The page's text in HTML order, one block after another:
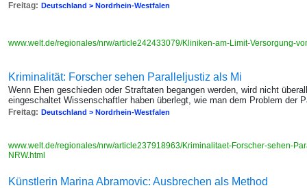
Freitag: Deutschland > Nordrhein-Westfalen
www.welt.de/regionales/nrw/article242433079/Kliniken-am-Limit-Versorgung-
Kriminalität: Forscher sehen Paralleljustiz als Mi
Wenn Ehen geschieden oder Straftaten begangen werden, wird nicht
eingeschaltet Wissenschaftler haben überlegt, wie man dem Problem der
Freitag: Deutschland > Nordrhein-Westfalen
www.welt.de/regionales/nrw/article237918963/Kriminalitaet-Forscher-sehen-
NRW.html
Künstlerin Marina Abramovic: Ausbrechen als Method